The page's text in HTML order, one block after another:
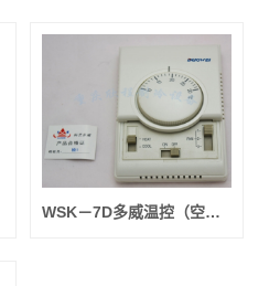
WSK－7D多威温控（空调房间用）机械开关“两管制”(常卖的）